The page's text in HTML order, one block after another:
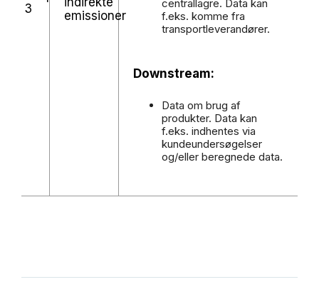
3
emissioner
centrallagre. Data kan
f.eks. komme fra
transportleverandører.
Downstream:
Data om brug af
produkter. Data kan
f.eks. indhentes via
kundeundersøgelser
og/eller beregnede data.